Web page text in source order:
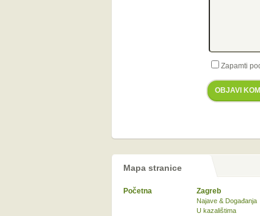
Zapamti
OBJAVI
Mapa stranice
Početna Zagreb
Najave & Događanja
U kazalištima